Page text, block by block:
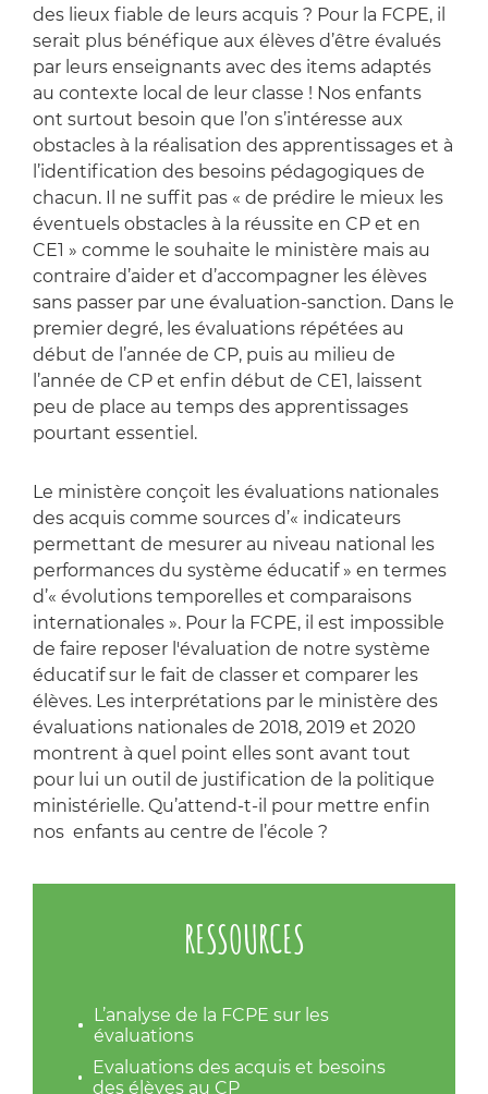
des lieux fiable de leurs acquis ? Pour la FCPE, il
serait plus bénéfique aux élèves d’être évalués
par leurs enseignants avec des items adaptés
au contexte local de leur classe ! Nos enfants
ont surtout besoin que l’on s’intéresse aux
obstacles à la réalisation des apprentissages et à
l’identification des besoins pédagogiques de
chacun. Il ne suffit pas « de prédire le mieux les
éventuels obstacles à la réussite en CP et en
CE1 » comme le souhaite le ministère mais au
contraire d’aider et d’accompagner les élèves
sans passer par une évaluation-sanction. Dans le
premier degré, les évaluations répétées au
début de l’année de CP, puis au milieu de
l’année de CP et enfin début de CE1, laissent
peu de place au temps des apprentissages
pourtant essentiel.
Le ministère conçoit les évaluations nationales
des acquis comme sources d’« indicateurs
permettant de mesurer au niveau national les
performances du système éducatif » en termes
d’« évolutions temporelles et comparaisons
internationales ». Pour la FCPE, il est impossible
de faire reposer l'évaluation de notre système
éducatif sur le fait de classer et comparer les
élèves. Les interprétations par le ministère des
évaluations nationales de 2018, 2019 et 2020
montrent à quel point elles sont avant tout
pour lui un outil de justification de la politique
ministérielle. Qu’attend-t-il pour mettre enfin
nos enfants au centre de l’école ?
RESSOURCES
L’analyse de la FCPE sur les
évaluations
Evaluations des acquis et besoins
des élèves au CP